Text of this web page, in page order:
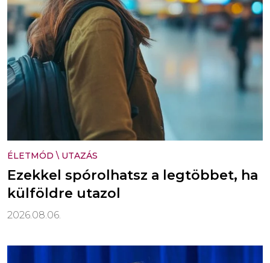
ÉLETMÓD \ UTAZÁS
Ezekkel spórolhatsz a legtöbbet, ha
külföldre utazol
2026.08.06.